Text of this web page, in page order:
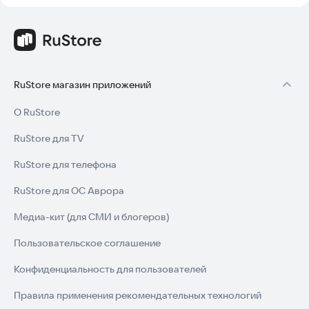
RuStore магазин приложений
О RuStore
RuStore для TV
RuStore для телефона
RuStore для ОС Аврора
Медиа-кит (для СМИ и блогеров)
Пользовательское соглашение
Конфиденциальность для пользователей
Правила применения рекомендательных технологий